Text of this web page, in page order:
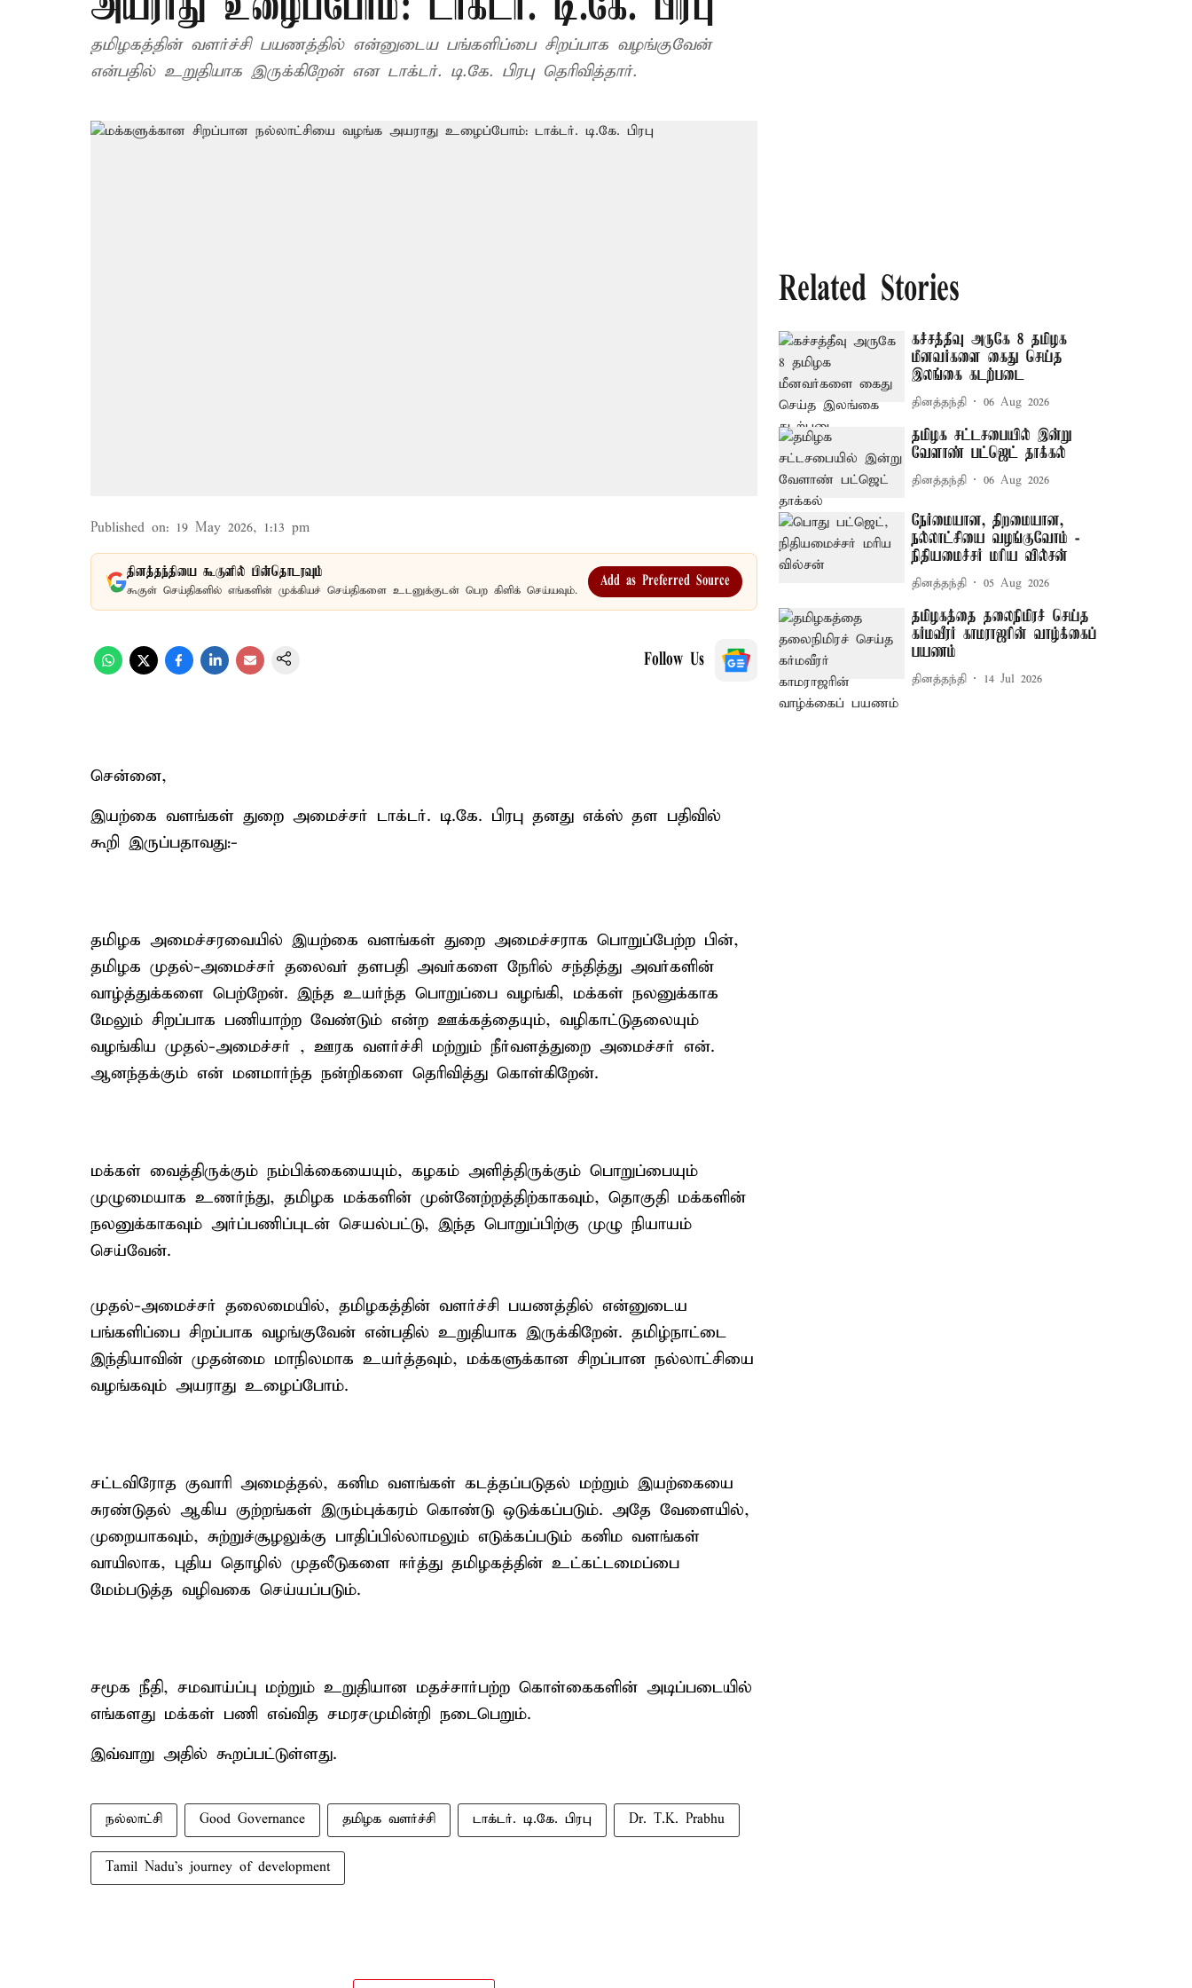
தமிழகத்தின் வளர்ச்சி பயணத்தில் என்னுடைய பங்களிப்பை சிறப்பாக வழங்குவேன்
என்பதில் உறுதியாக இருக்கிறேன் என டாக்டர். டி.கே. பிரபு தெரிவித்தார்.
Published on: 19 May 2026, 1:13 pm
தினத்தந்தியை கூகுளில் பின்தொடரவும்
கூகுள் செய்திகளில் எங்களின் முக்கியச் செய்திகளை உடனுக்குடன் பெற கிளிக் செய்யவும்.
Add as Preferred Source
Follow Us
சென்னை,
இயற்கை வளங்கள் துறை அமைச்சர் டாக்டர். டி.கே. பிரபு தனது எக்ஸ் தள பதிவில்
கூறி இருப்பதாவது:-
தமிழக அமைச்சரவையில் இயற்கை வளங்கள் துறை அமைச்சராக பொறுப்பேற்ற பின்,
தமிழக முதல்-அமைச்சர் தலைவர் தளபதி அவர்களை நேரில் சந்தித்து அவர்களின்
வாழ்த்துக்களை பெற்றேன். இந்த உயர்ந்த பொறுப்பை வழங்கி, மக்கள் நலனுக்காக
மேலும் சிறப்பாக பணியாற்ற வேண்டும் என்ற ஊக்கத்தையும், வழிகாட்டுதலையும்
வழங்கிய முதல்-அமைச்சர் , ஊரக வளர்ச்சி மற்றும் நீர்வளத்துறை அமைச்சர் என்.
ஆனந்தக்கும் என் மனமார்ந்த நன்றிகளை தெரிவித்து கொள்கிறேன்.
மக்கள் வைத்திருக்கும் நம்பிக்கையையும், கழகம் அளித்திருக்கும் பொறுப்பையும்
முழுமையாக உணர்ந்து, தமிழக மக்களின் முன்னேற்றத்திற்காகவும், தொகுதி மக்களின்
நலனுக்காகவும் அர்ப்பணிப்புடன் செயல்பட்டு, இந்த பொறுப்பிற்கு முழு நியாயம்
செய்வேன்.
முதல்-அமைச்சர் தலைமையில், தமிழகத்தின் வளர்ச்சி பயணத்தில் என்னுடைய
பங்களிப்பை சிறப்பாக வழங்குவேன் என்பதில் உறுதியாக இருக்கிறேன். தமிழ்நாட்டை
இந்தியாவின் முதன்மை மாநிலமாக உயர்த்தவும், மக்களுக்கான சிறப்பான நல்லாட்சியை
வழங்கவும் அயராது உழைப்போம்.
சட்டவிரோத குவாரி அமைத்தல், கனிம வளங்கள் கடத்தப்படுதல் மற்றும் இயற்கையை
சுரண்டுதல் ஆகிய குற்றங்கள் இரும்புக்கரம் கொண்டு ஒடுக்கப்படும். அதே வேளையில்,
முறையாகவும், சுற்றுச்சூழலுக்கு பாதிப்பில்லாமலும் எடுக்கப்படும் கனிம வளங்கள்
வாயிலாக, புதிய தொழில் முதலீடுகளை ஈர்த்து தமிழகத்தின் உட்கட்டமைப்பை
மேம்படுத்த வழிவகை செய்யப்படும்.
சமூக நீதி, சமவாய்ப்பு மற்றும் உறுதியான மதச்சார்பற்ற கொள்கைகளின் அடிப்படையில்
எங்களது மக்கள் பணி எவ்வித சமரசமுமின்றி நடைபெறும்.
இவ்வாறு அதில் கூறப்பட்டுள்ளது.
நல்லாட்சி Good Governance தமிழக வளர்ச்சி டாக்டர். டி.கே. பிரபு Dr. T.K. Prabhu
Tamil Nadu's journey of development
Related Stories
கச்சத்தீவு அருகே 8 தமிழக
மீனவர்களை கைது செய்த
இலங்கை கடற்படை
தினத்தந்தி 06 Aug 2026
தமிழக சட்டசபையில் இன்று
வேளாண் பட்ஜெட் தாக்கல்
தினத்தந்தி 06 Aug 2026
நேர்மையான, திறமையான,
நல்லாட்சியை வழங்குவோம் -
நிதியமைச்சர் மரிய வில்சன்
தினத்தந்தி 05 Aug 2026
தமிழகத்தை தலைநிமிரச் செய்த
கர்மவீரர் காமராஜரின் வாழ்க்கைப்
பயணம்
தினத்தந்தி 14 Jul 2026